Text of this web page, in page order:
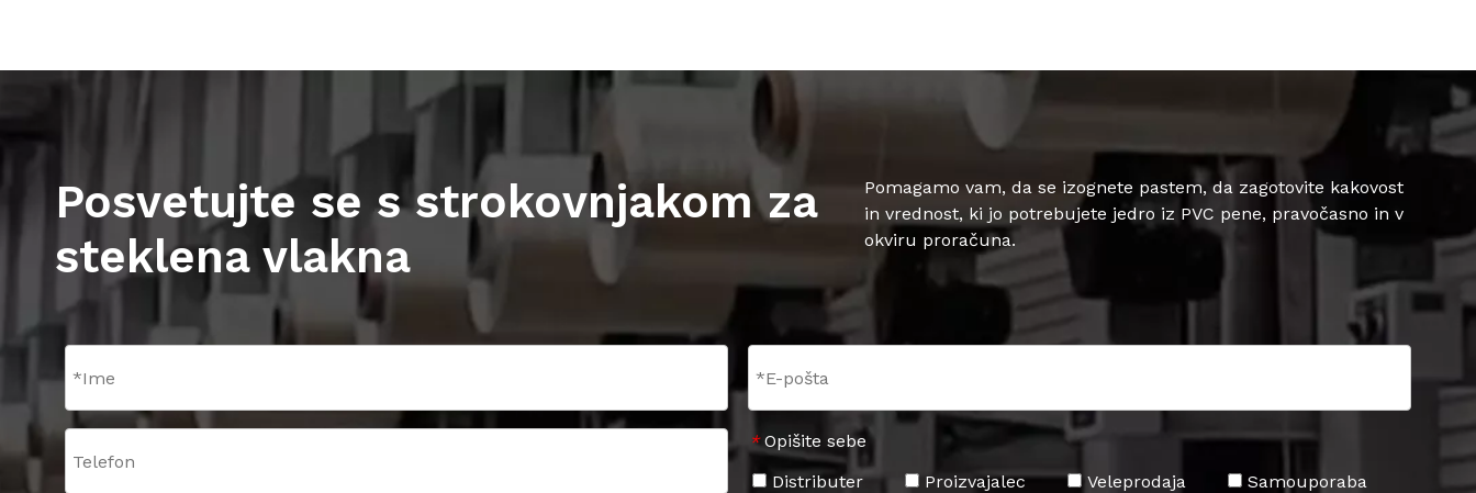
Posvetujte se s strokovnjakom za
steklena vlakna
Pomagamo vam, da se izognete pastem, da zagotovite kakovost
in vrednost, ki jo potrebujete jedro iz PVC pene, pravočasno in v
okviru proračuna.
* Opišite sebe
Distributer
Proizvajalec Veleprodaja Samouporaba